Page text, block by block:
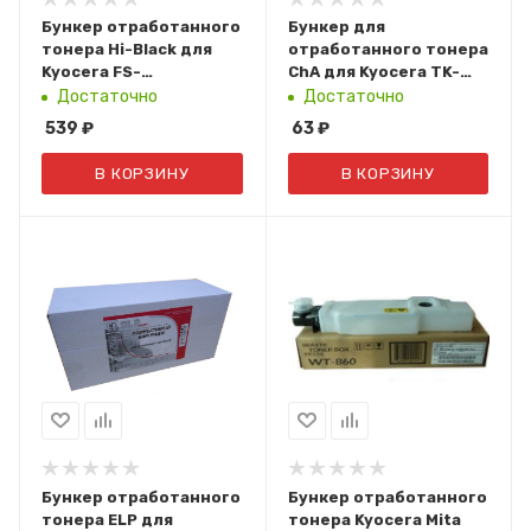
Бункер отработанного
тонера Hi-Black для
Kyocera FS-
1020/1025/1120 (WT-
1110)
Достаточно
539 ₽
В КОРЗИНУ
Бункер для
отработанного тонера
ChA для Kyocera TK-
4105
Достаточно
63 ₽
В КОРЗИНУ
Бункер отработанного
тонера ELP для
Бункер отработанного
тонера Kyocera Mita